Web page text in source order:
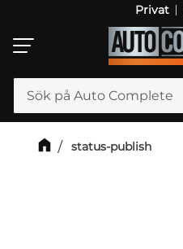
Meny
Privat
status-publish